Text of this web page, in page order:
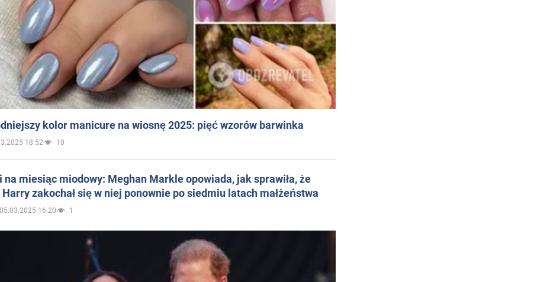
kolor manicure na wiosnę 2025: pięć wzorów barwinka
18:52 10
na miesiąc miodowy: Meghan Markle opowiada, jak sprawiła, że
zakochał się w niej ponownie po siedmiu latach małżeństwa
05.03.2025 16:20 1